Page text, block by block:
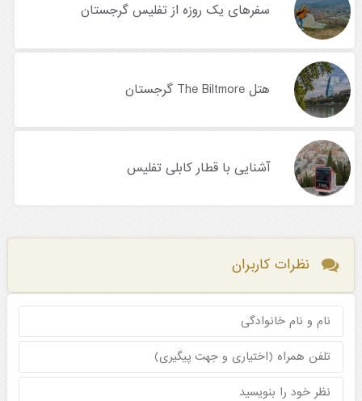
سفرهای یک روزه از تفلیس گرجستان
هتل The Biltmore گرجستان
آشنایی با قطار کابلی تفلیس
نظرات کاربران